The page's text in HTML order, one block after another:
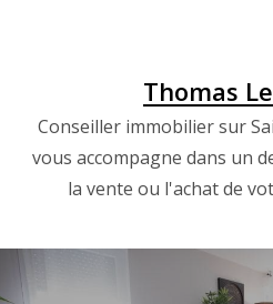
Thomas
Conseiller immobilier sur
vous accompagne dans un
la vente ou l'achat de